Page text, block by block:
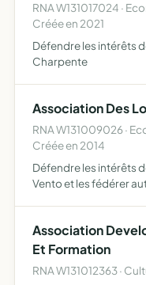
RNA W131017024 ·
Créée en 2021
Défendre les intérêts
Charpente
Association Des
RNA W131009026 ·
Créée en 2014
Défendre les intérêts
Vento et les fédérer
Association
Et Formation
RNA W131012363 ·